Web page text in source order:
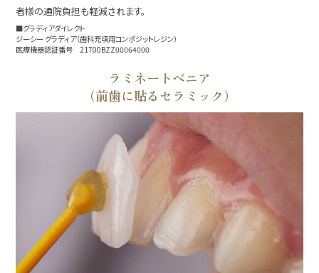
者様の通院負担も軽減されます。
■グラディアダイレクト
ジーシー グラディア（歯科充填用コンポジットレジン）
医療機器認証番号 21700BZZ00064000
ラミネートべニア
（前歯に貼るセラミック）